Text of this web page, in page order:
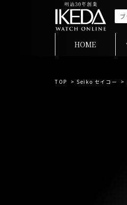
HOME
TOP > Seiko セイコー >